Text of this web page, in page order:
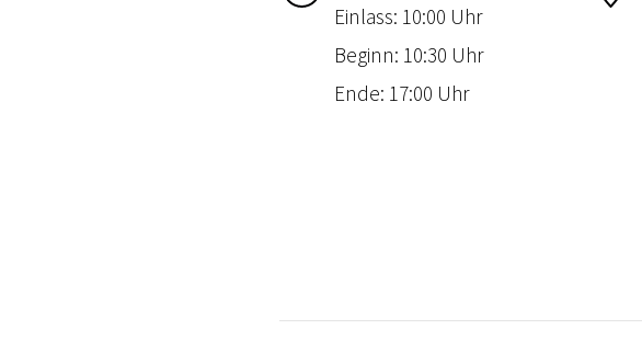
Einlass: 10:00 Uhr
Beginn: 10:30 Uhr
Ende: 17:00 Uhr